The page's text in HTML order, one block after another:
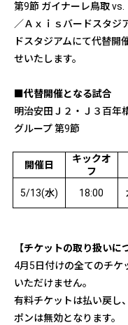
第9節 ガイナーレ鳥取
／Ａｘｉｓバードスタジ
ドスタジアムにて代替開
せいたします。
■代替開催となる試合
明治安田Ｊ２・Ｊ３百年
グループ 第9節
開催日
キックオ
フ
5/13(水) 18:00
【チケットの取り扱いに
4月5日付けの全てのチケ
いただけません。
有料チケットは払い戻し
ポンは無効となります。